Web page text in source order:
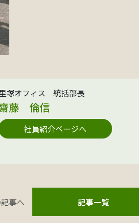
里塚オフィス 統括部長
藤 倫信
社員紹介ページへ
事へ 記事一覧